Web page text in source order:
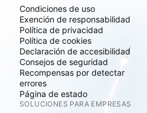
Condiciones de uso
Exención de responsabilidad
Política de privacidad
Política de cookies
Declaración de accesibilidad
Consejos de seguridad
Recompensas por detectar
errores
Página de estado
SOLUCIONES PARA EMPRESAS